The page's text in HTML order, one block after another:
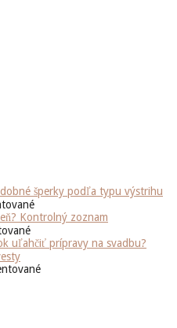
šperky podľa typu výstrihu
Kontrolný zoznam
uľahčiť prípravy na svadbu?